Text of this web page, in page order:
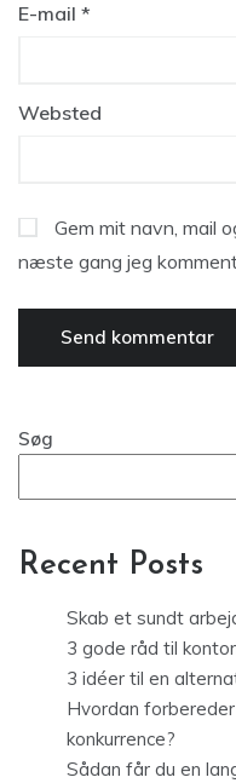
E-mail *
Websted
Gem mit navn, mail
næste gang jeg
Søg
Recent Posts
Skab et sundt
3 gode råd til
3 idéer til en
Hvordan
konkurrence?
Sådan får du en